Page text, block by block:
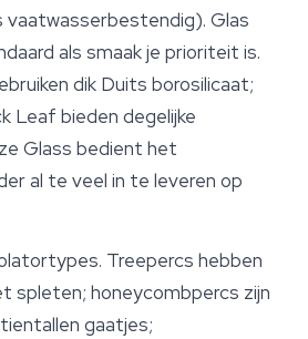
Glas
als smaak je prioriteit is.
dik Duits borosilicaat;
Leaf bieden degelijke
Glass bedient het
al te veel in te leveren op
Treepercs hebben
spleten; honeycombpercs zijn
gaatjes;